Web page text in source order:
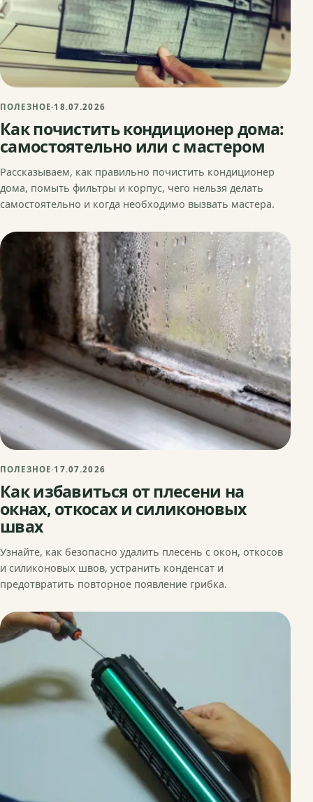
ПОЛЕЗНОЕ·18.07.2026
Как почистить кондиционер дома:
самостоятельно или с мастером
Рассказываем, как правильно почистить кондиционер
дома, помыть фильтры и корпус, чего нельзя делать
самостоятельно и когда необходимо вызвать мастера.
ПОЛЕЗНОЕ·17.07.2026
Как избавиться от плесени на
окнах, откосах и силиконовых
швах
Узнайте, как безопасно удалить плесень с окон, откосов
и силиконовых швов, устранить конденсат и
предотвратить повторное появление грибка.